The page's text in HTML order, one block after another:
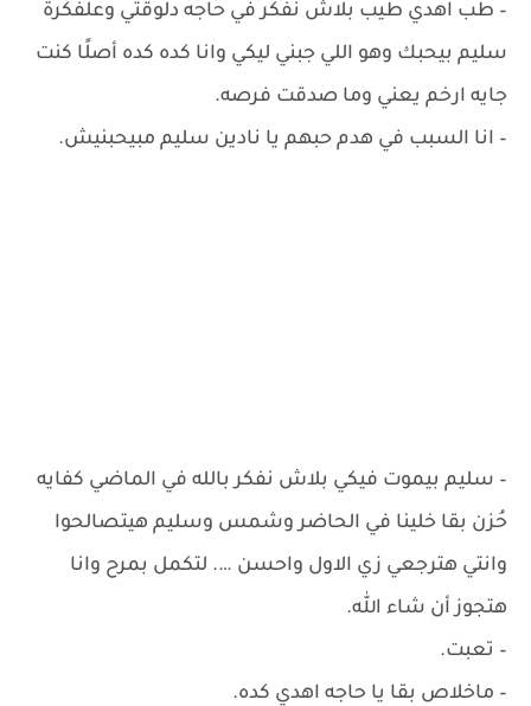
– ‏طب اهدي طيب بلاش نفكر في حاجه دلوقتي وعلفكرة
سليم بيحبك وهو اللي جبني ليكي وانا كده كده أصلًا كنت
جايه ارخم يعني وما صدقت فرصه.
– ‏انا السبب في هدم حبهم يا نادين سليم مبيحبنيش.
– ‏سليم بيموت فيكي بلاش نفكر بالله في الماضي كفايه
حُزن بقا خلينا في الحاضر وشمس وسليم هيتصالحوا
وانتي هترجعي زي الاول واحسن …. لتكمل بمرح وانا
هتجوز أن شاء الله.
– ‏تعبت.
– ‏ماخلاص بقا يا حاجه اهدي كده.